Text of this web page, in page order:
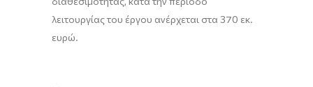
λειτουργίας του έργου ανέρχεται στα 370 εκ.
ευρώ.